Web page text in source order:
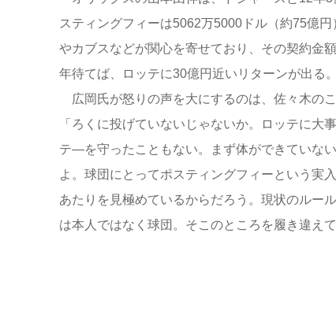
スティングフィーは5062万5000ドル（約75億
やカブスなどが関心を寄せており、その契約金
年待てば、ロッテに30億円近いリターンが出る
広岡氏が怒りの声を大にするのは、佐々木の
「ろくに投げていないじゃないか。ロッテに
テ―を守ったこともない。まず体ができていな
よ。球団にとってポスティングフィーという実
あたりを見極めているからだろう。現状のルー
は本人ではなく球団。そこのところを履き違え